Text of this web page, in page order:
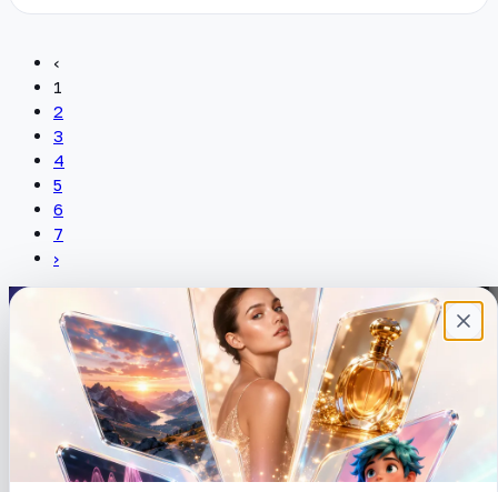
‹
1
2
3
4
5
6
7
›
Plateforme française de création de
contenu avec l’IA. Demandez, Roboto crée.
DÉCOUVRIR
Prompts
Blog
COMPTE
Connexion
Créer un compte